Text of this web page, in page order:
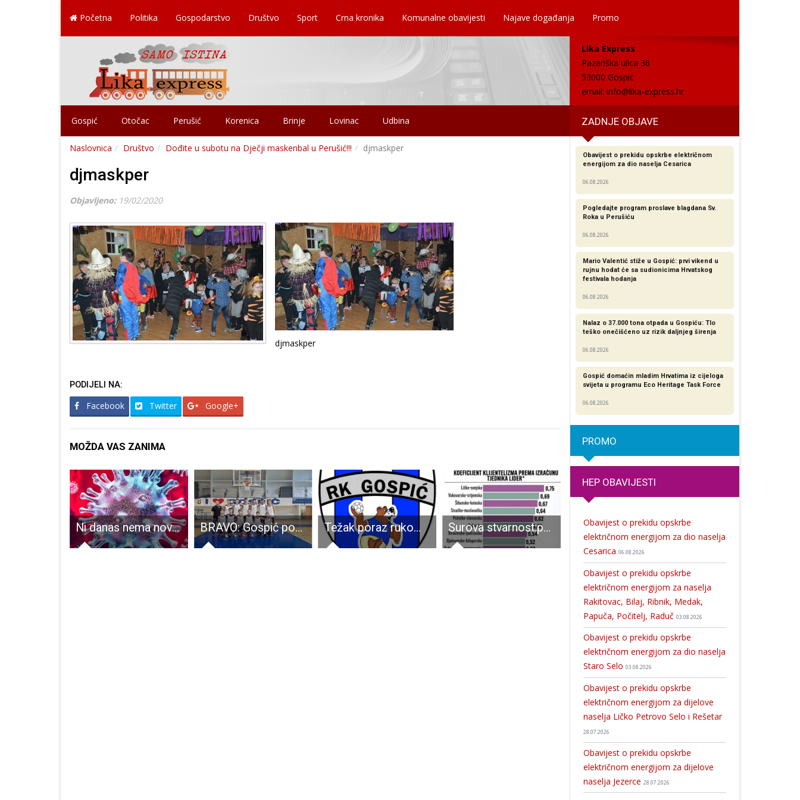
Početna Politika Gospodarstvo Društvo Sport Crna kronika Komunalne obavijesti Najave događanja Promo
Lika Express
Pazariška ulica 36
53000 Gospić
email: info@lika-express.hr
Gospić Otočac Perušić Korenica Brinje Lovinac Udbina ZADNJE OBJAVE
Naslovnica Društvo Dođite u subotu na Dječji maskenbal u Perušić!!! djmaskper
djmaskper
Objavljeno: 19/02/2020
djmaskper
PODIJELI NA:
Facebook Twitter Google+
MOŽDA VAS ZANIMA
Ni danas nema novooboljelih od COVID-19 BRAVO: Gospić pokazao karakter: u triler završnici bolji od Mladosti Zagreb (73:70) Težak poraz rukometaša Gospića na otvaranju proljetnog dijela sezone Surova stvarnost:po razvijenosti Ličko-senjska županija pri nacionalnom dnu, po klijentelizmu uvjerljivo prva!!! Učenica gospićke Strukovne škole Karla Kalauz i ove školske godine vrlo uspješna u kvizu „Čitanjem do zvijezda“!
Obavijest o prekidu opskrbe električnom
energijom za dio naselja Cesarica
06.08.2026
Pogledajte program proslave blagdana Sv.
Roka u Perušiću
06.08.2026
Mario Valentić stiže u Gospić: prvi vikend u
rujnu hodat će sa sudionicima Hrvatskog
festivala hodanja
06.08.2026
Nalaz o 37.000 tona otpada u Gospiću: Tlo
teško onečišćeno uz rizik daljnjeg širenja
06.08.2026
Gospić domaćin mladim Hrvatima iz cijeloga
svijeta u programu Eco Heritage Task Force
06.08.2026
PROMO
HEP OBAVIJESTI
Obavijest o prekidu opskrbe
električnom energijom za dio naselja
Cesarica 06.08.2026
Obavijest o prekidu opskrbe
električnom energijom za naselja
Rakitovac, Bilaj, Ribnik, Medak,
Papuča, Počitelj, Raduč 03.08.2026
Obavijest o prekidu opskrbe
električnom energijom za dio naselja
Staro Selo 03.08.2026
Obavijest o prekidu opskrbe
električnom energijom za dijelove
naselja Ličko Petrovo Selo i Rešetar
28.07.2026
Obavijest o prekidu opskrbe
električnom energijom za dijelove
naselja Jezerce 28.07.2026